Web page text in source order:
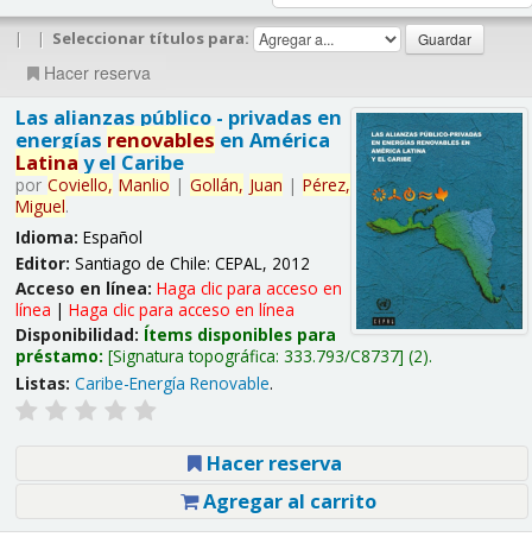
| | Seleccionar títulos para:
Hacer reserva
Las alianzas público - privadas en
energías renovables en América
Latina y el Caribe
por Coviello, Manlio | Gollán, Juan | Pérez,
Miguel.
Idioma: Español
Editor: Santiago de Chile: CEPAL, 2012
Acceso en línea: Haga clic para acceso en
línea | Haga clic para acceso en línea
Disponibilidad: Ítems disponibles para
préstamo: Signatura topográfica: 333.793/C8737 (2).
Listas: Caribe-Energía Renovable.
Hacer reserva
Agregar al carrito